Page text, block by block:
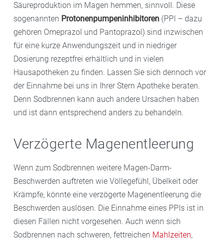
Säureproduktion im Magen hemmen, sinnvoll. Diese
sogenannten Protonenpumpeninhibitoren (PPI – dazu
gehören Omeprazol und Pantoprazol) sind inzwischen
für eine kurze Anwendungszeit und in niedriger
Dosierung rezeptfrei erhältlich und in vielen
Hausapotheken zu finden. Lassen Sie sich dennoch vor
der Einnahme bei uns in Ihrer Stern Apotheke beraten.
Denn Sodbrennen kann auch andere Ursachen haben
und ist dann entsprechend anders zu behandeln.
Verzögerte Magenentleerung
Wenn zum Sodbrennen weitere Magen-Darm-
Beschwerden auftreten wie Völlegefühl, Übelkeit oder
Krämpfe, könnte eine verzögerte Magenentleerung die
Beschwerden auslösen. Die Einnahme eines PPIs ist in
diesen Fällen nicht vorgesehen. Auch wenn sich
Sodbrennen nach schweren, fettreichen Mahlzeiten,